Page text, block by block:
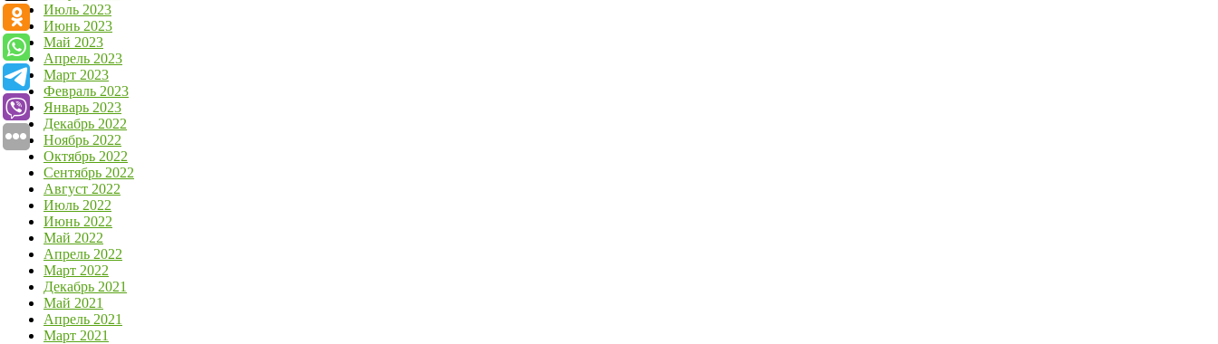
Июль 2023
Июнь 2023
Май 2023
Апрель 2023
Март 2023
Февраль 2023
Январь 2023
Декабрь 2022
Ноябрь 2022
Октябрь 2022
Сентябрь 2022
Август 2022
Июль 2022
Июнь 2022
Май 2022
Апрель 2022
Март 2022
Декабрь 2021
Май 2021
Апрель 2021
Март 2021